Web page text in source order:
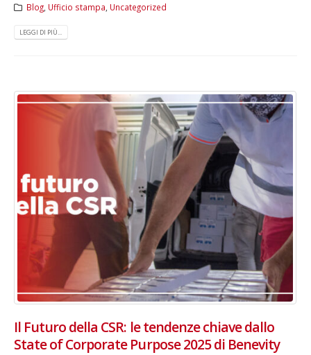
Blog, Ufficio stampa Uncategorized
LEGGI DI PIÙ...
Il Futuro della CSR: le tendenze chiave dallo
State of Corporate Purpose 2025 di Benevity